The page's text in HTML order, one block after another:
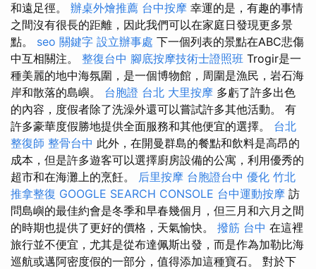
和遠足徑。 辦桌外燴推薦 台中按摩 幸運的是，有趣的事情
之間沒有很長的距離，因此我們可以在家庭日發現更多景
點。 seo 關鍵字 設立辦事處 下一個列表的景點在ABC悲傷
中互相關注。 整復台中 腳底按摩技術士證照班 Trogir是一
種美麗的地中海氛圍，是一個博物館，周圍是漁民，岩石海
岸和散落的島嶼。 台胞證 台北 大里按摩 多虧了許多出色
的內容，度假者除了洗澡外還可以嘗試許多其他活動。 有
許多豪華度假勝地提供全面服務和其他便宜的選擇。 台北
整復師 整骨台中 此外，在開曼群島的餐點和飲料是高昂的
成本，但是許多遊客可以選擇廚房設備的公寓，利用優秀的
超市和在海灘上的烹飪。 后里按摩 台胞證台中 優化 竹北
推拿整復 GOOGLE SEARCH CONSOLE 台中運動按摩 訪
問島嶼的最佳約會是冬季和早春幾個月，但三月和六月之間
的時期也提供了更好的價格，天氣愉快。 撥筋 台中 在這裡
旅行並不便宜，尤其是從布達佩斯出發，而是作為加勒比海
巡航或邁阿密度假的一部分，值得添加這種寶石。 對於下